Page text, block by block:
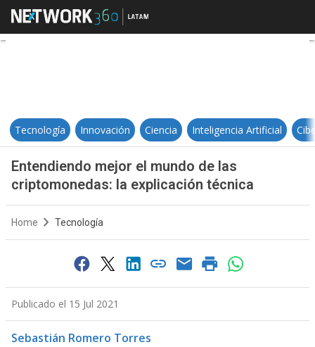
Entendiendo mejor el mundo de
Tecnología Innovación Ciencia Inteligencia Artificial
Entendiendo mejor el mundo de las
criptomonedas: la explicación técnica
Home Tecnología
Publicado el 15 Jul 2021
Sebastián Romero Torres